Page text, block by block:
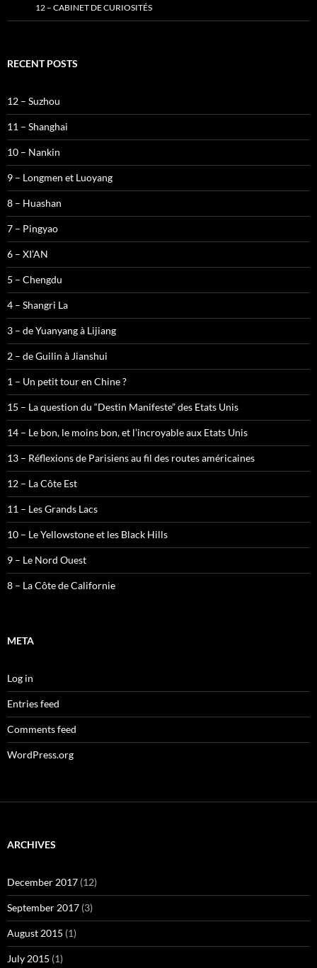
12 – CABINET DE CURIOSITÉS
RECENT POSTS
12 – Suzhou
11 – Shanghai
10 – Nankin
9 – Longmen et Luoyang
8 – Huashan
7 – Pingyao
6 – XI’AN
5 – Chengdu
4 – Shangri La
3 – de Yuanyang à Lijiang
2 – de Guilin à Jianshui
1 – Un petit tour en Chine ?
15 – La question du “Destin Manifeste” des Etats Unis
14 – Le bon, le moins bon, et l’incroyable aux Etats Unis
13 – Réflexions de Parisiens au fil des routes américaines
12 – La Côte Est
11 – Les Grands Lacs
10 – Le Yellowstone et les Black Hills
9 – Le Nord Ouest
8 – La Côte de Californie
META
Log in
Entries feed
Comments feed
WordPress.org
ARCHIVES
December 2017 (12)
September 2017 (3)
August 2015 (1)
July 2015 (1)